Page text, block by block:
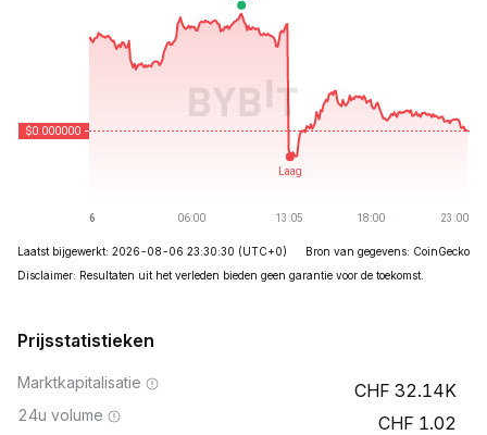
Laatst bijgewerkt: 2026-08-06 23:30:30 (UTC+0)
Bron van gegevens: CoinGecko
Disclaimer: Resultaten uit het verleden bieden geen garantie voor de toekomst.
Prijsstatistieken
Marktkapitalisatie 32.14K
24u volume 1.02